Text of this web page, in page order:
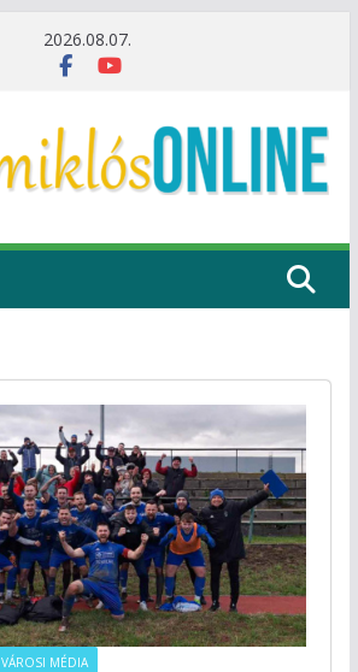
2026.08.07.
VÁROSI MÉDIA